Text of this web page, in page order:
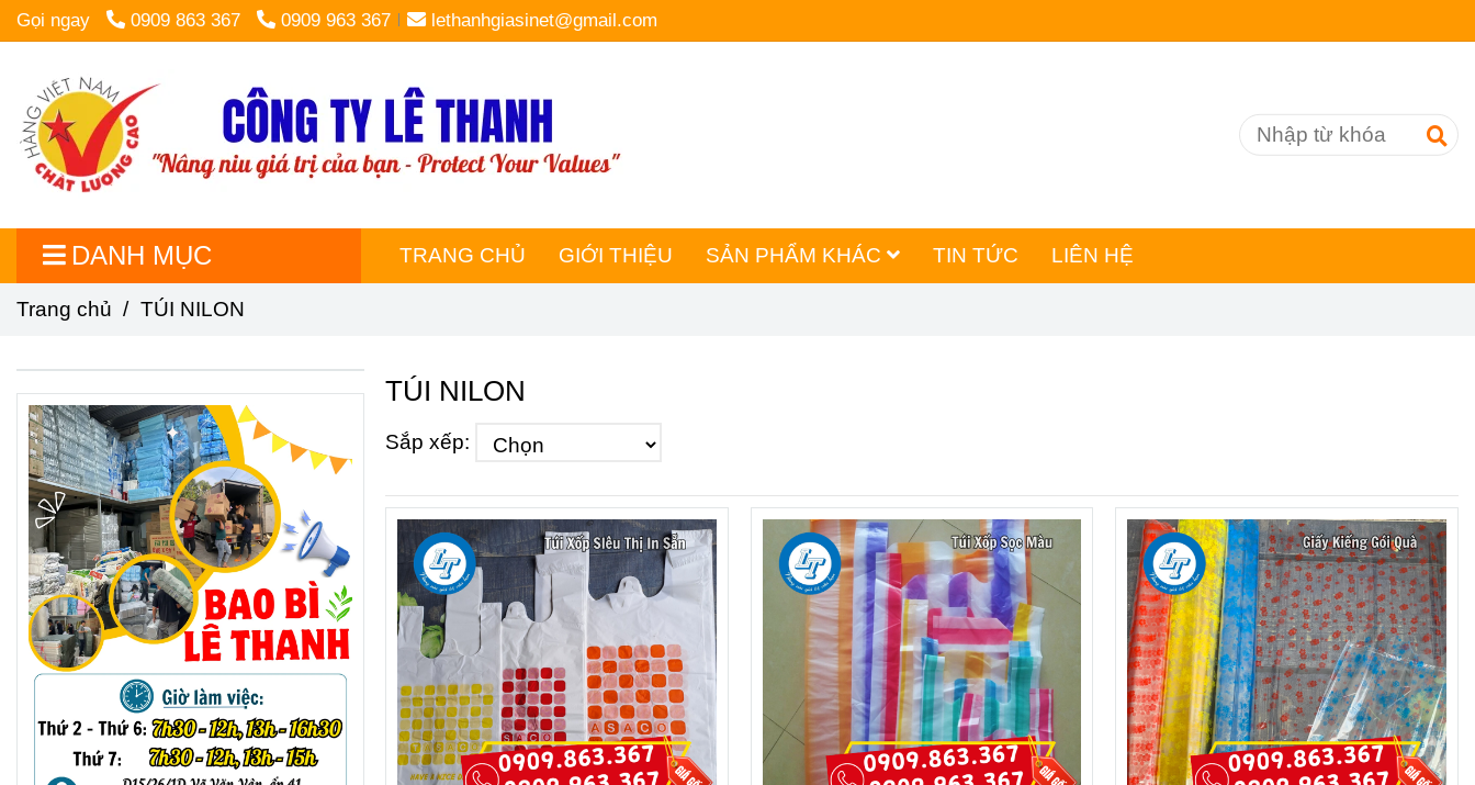
Gọi ngay 0909 863 367 0909 963 367 lethanhgiasinet@gmail.com
DANH MỤC TRANG CHỦ GIỚI THIỆU SẢN PHẨM KHÁC TIN TỨC LIÊN HỆ
Trang chủ / TÚI NILON
TÚI NILON
Sắp xếp: